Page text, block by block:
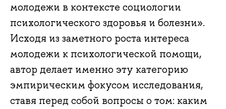
молодежи в контексте социологии
психологического здоровья и болезни».
Исходя из заметного роста интереса
молодежи к психологической помощи,
автор делает именно эту категорию
эмпирическим фокусом исследования,
ставя перед собой вопросы о том: каким